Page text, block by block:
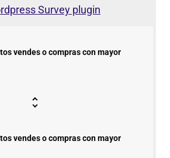
Survey plugin
vendes o compras con mayor
vendes o compras con mayor